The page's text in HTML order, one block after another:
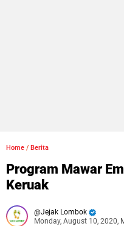
Home / Berita
Program Mawar
Keruak
Jejak Lombok
Monday, August 10, 2020,